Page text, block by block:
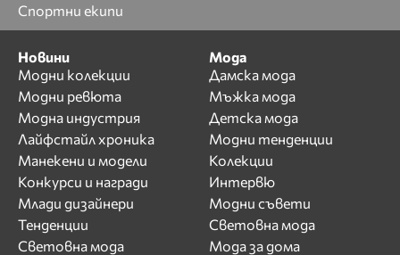
Спортни екипи
Новини
Модни колекции
Модни ревюта
Модна индустрия
Лайфстайл хроника
Манекени и модели
Конкурси и награди
Млади дизайнери
Тенденции
Световна мода
Мода
Дамска мода
Мъжка мода
Детска мода
Модни тенденции
Колекции
Интервю
Модни съвети
Световна мода
Мода за дома